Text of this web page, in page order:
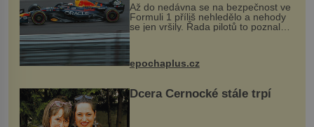
Až do nedávna se na bezpečnost ve
Formuli 1 příliš nehledělo a nehody
se jen vršily. Řada pilotů to poznala
na vlastní kůži, často s trvalými
následky nebo bohužel i ztrátou
života. Dnes nepochopiteln...
epochaplus.cz
Dcera Černocké stále trpí